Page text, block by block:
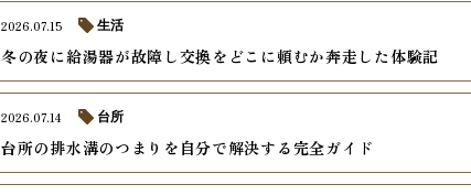
冬の夜に給湯器が故障し交換をどこに頼むか奔走した体験記
2026.07.15 生活
台所の排水溝のつまりを自分で解決する完全ガイド
2026.07.14 台所